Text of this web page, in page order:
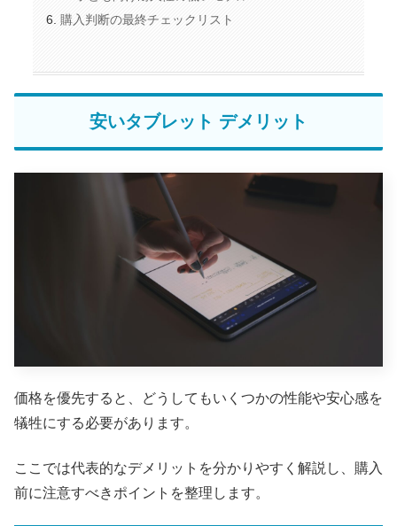
購入判断の最終チェックリスト
安いタブレット デメリット
価格を優先すると、どうしてもいくつかの性能や安心感を
犠牲にする必要があります。
ここでは代表的なデメリットを分かりやすく解説し、購入
前に注意すべきポイントを整理します。